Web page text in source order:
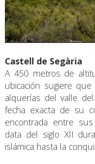
Castell de Segària
A 450 metros de
ubicación sugiere
alquerías del valle
fecha exacta de su
encontrada entre
data del siglo XII
islámica hasta la